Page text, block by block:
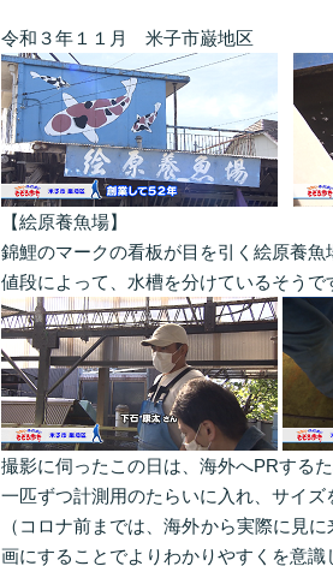
令和３年１１月 米子市巌地区
【絵原養魚場】
錦鯉のマークの看板が目を引く絵原養魚
値段によって、水槽を分けているそうで
撮影に伺ったこの日は、海外へPRする
一匹ずつ計測用のたらいに入れ、サイズ
（コロナ前までは、海外から実際に見
画にすることでよりわかりやすくを意識